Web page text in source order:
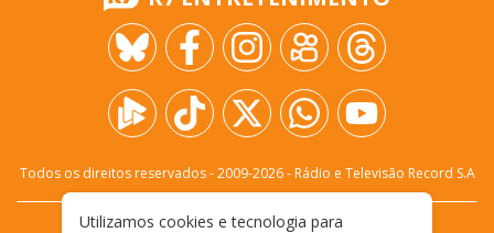
Todos os direitos reservados - 2009-2026- Rádio e Televisão Record S.A
Utilizamos cookies e tecnologia para